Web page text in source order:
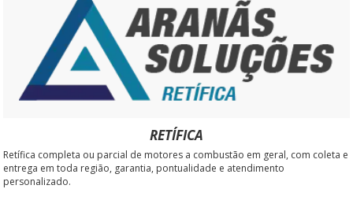
RETÍFICA
Retífica completa ou parcial de motores a combustão em geral, com coleta e
entrega em toda região, garantia, pontualidade e atendimento
personalizado.